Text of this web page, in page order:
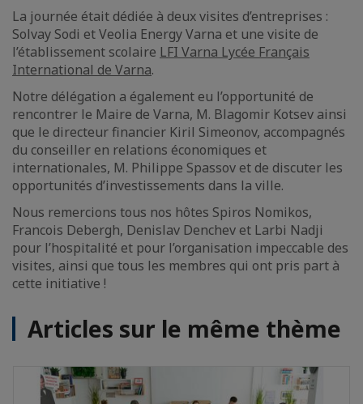
La journée était dédiée à deux visites d’entreprises :
Solvay Sodi et Veolia Energy Varna et une visite de
l’établissement scolaire LFI Varna Lycée Français
International de Varna.
Notre délégation a également eu l’opportunité de
rencontrer le Maire de Varna, M. Blagomir Kotsev ainsi
que le directeur financier Kiril Simeonov, accompagnés
du conseiller en relations économiques et
internationales, M. Philippe Spassov et de discuter les
opportunités d’investissements dans la ville.
Nous remercions tous nos hôtes Spiros Nomikos,
Francois Debergh, Denislav Denchev et Larbi Nadji
pour l’hospitalité et pour l’organisation impeccable des
visites, ainsi que tous les membres qui ont pris part à
cette initiative !
Articles sur le même thème